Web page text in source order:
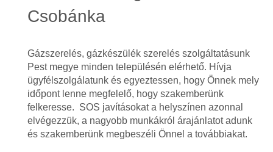
Csobánka
Gázszerelés, gázkészülék szerelés szolgáltatásunk
Pest megye minden településén elérhető. Hívja
ügyfélszolgálatunk és egyeztessen, hogy Önnek mely
időpont lenne megfelelő, hogy szakemberünk
felkeresse. SOS javításokat a helyszínen azonnal
elvégezzük, a nagyobb munkákról árajánlatot adunk
és szakemberünk megbeszéli Önnel a továbbiakat.